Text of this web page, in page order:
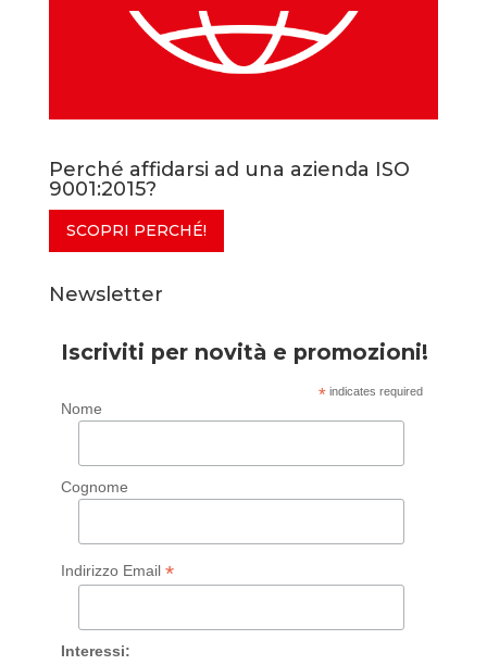
Perché affidarsi ad una azienda ISO
9001:2015?
SCOPRI PERCHÉ!
Newsletter
Iscriviti per novità e promozioni!
* indicates required
Nome
Cognome
Indirizzo Email *
Interessi: